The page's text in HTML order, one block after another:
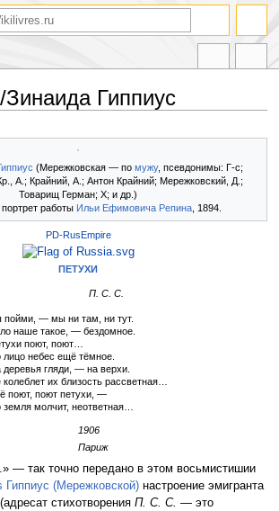
Гиппиус
(Мережковская — по мужу, псевдонимы: Г-с;
А.; Крайний, А.; Антон Крайний; Мережковский, Д.;
Товарищ Герман; Х; и др.)
работы Ильи Ефимовича Репина, 1894.
PD-RusEmpire
ПЕТУХИ
П. С. С.
пойми, — мы ни там, ни тут.
наше такое, — бездомное.
поют, поют…
лицо небес ещё тёмное.
деревья гляди, — на верхи.
их близость рассветная…
поют, поют петухи, —
земля молчит, неответная…
1906
Париж
— так точно передано в этом восьмистишии
(Мережковской)настроение эмигранта
стихотворения П. С. С. — это